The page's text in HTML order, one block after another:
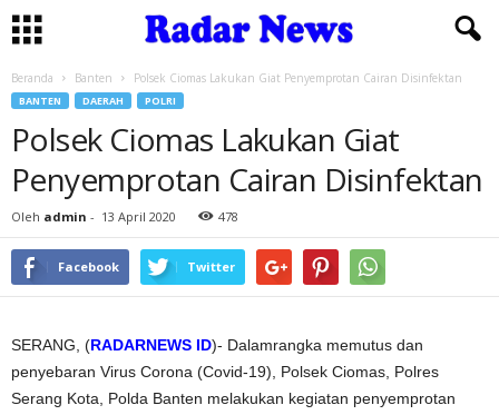
Beranda Banten Polsek Ciomas Lakukan Giat Penyemprotan Cairan Disinfektan
BANTEN DAERAH POLRI
Polsek Ciomas Lakukan Giat
Penyemprotan Cairan Disinfektan
Oleh admin - 13 April 2020 478
Facebook Twitter
SERANG, (RADARNEWS ID)- Dalamrangka memutus dan
penyebaran Virus Corona (Covid-19), Polsek Ciomas, Polres
Serang Kota, Polda Banten melakukan kegiatan penyemprotan